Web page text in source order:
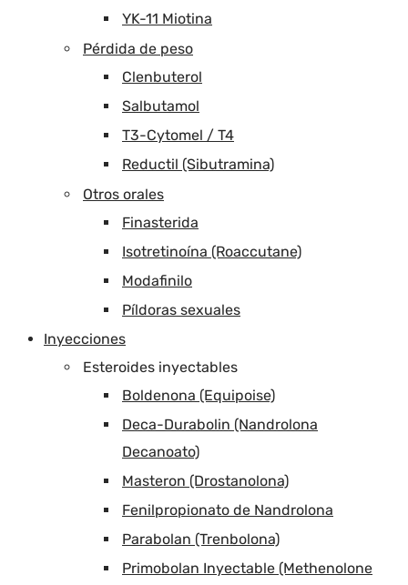
YK-11 Miotina
Pérdida de peso
Clenbuterol
Salbutamol
T3-Cytomel / T4
Reductil (Sibutramina)
Otros orales
Finasterida
Isotretinoína (Roaccutane)
Modafinilo
Píldoras sexuales
Inyecciones
Esteroides inyectables
Boldenona (Equipoise)
Deca-Durabolin (Nandrolona
Decanoato)
Masteron (Drostanolona)
Fenilpropionato de Nandrolona
Parabolan (Trenbolona)
Primobolan Inyectable (Methenolone